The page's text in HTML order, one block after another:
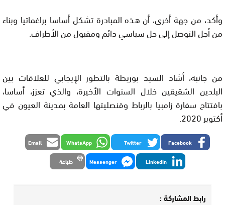
وأكد، من جهة أخرى، أن هذه المبادرة تشكل أساسا براغماتيا وبناء
من أجل التوصل إلى حل سياسي دائم ومقبول من الأطراف.
من جانبه، أشاد السيد بوريطة بالتطور الإيجابي للعلاقات بين
البلدين الشقيقين خلال السنوات الأخيرة، والذي تعزز، أساسا،
بافتتاح سفارة زامبيا بالرباط وقنصليتها العامة بمدينة العيون في
أكتوبر 2020.
Facebook
Twitter
WhatsApp
Email
LinkedIn
Messenger طباعة
رابط المشاركة :